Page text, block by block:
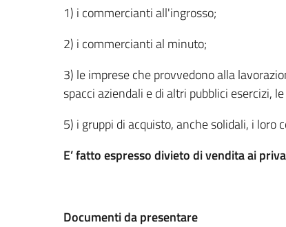
1) i commercianti all'ingrosso;
2) i commercianti al minuto;
3) le imprese che provvedono alla
spacci aziendali e di altri pubblici esercizi,
5) i gruppi di acquisto, anche solidali, i
E’ fatto espresso divieto di vendita ai
Documenti da presentare